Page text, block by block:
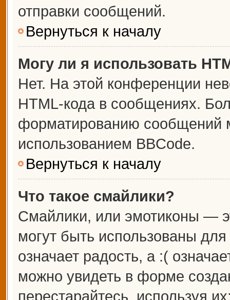
отправки сообщений.
Вернуться к началу
Могу ли я использовать
Нет. На этой конференции
HTML-кода в сообщениях.
форматированию сообщений
использованием BBCode.
Вернуться к началу
Что такое смайлики?
Смайлики, или эмотиконы —
могут быть использованы
означает радость, а :(
можно увидеть в форме
перестарайтесь, используя